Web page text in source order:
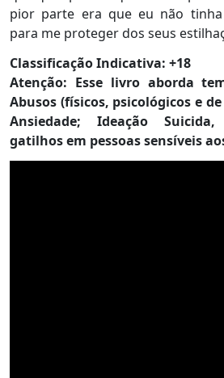
pior parte era que eu não
para me proteger dos seus
Classificação Indicativa: +18
Atenção: Esse livro aborda
Abusos (físicos, psicológicos e
Ansiedade; Ideação
gatilhos em pessoas sensíveis